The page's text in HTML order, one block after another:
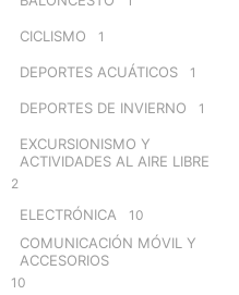
CICLISMO 1
DEPORTES ACUÁTICOS 1
DEPORTES DE INVIERNO 1
EXCURSIONISMO Y
ACTIVIDADES AL AIRE LIBRE
2
ELECTRÓNICA 10
COMUNICACIÓN MÓVIL Y
ACCESORIOS
10